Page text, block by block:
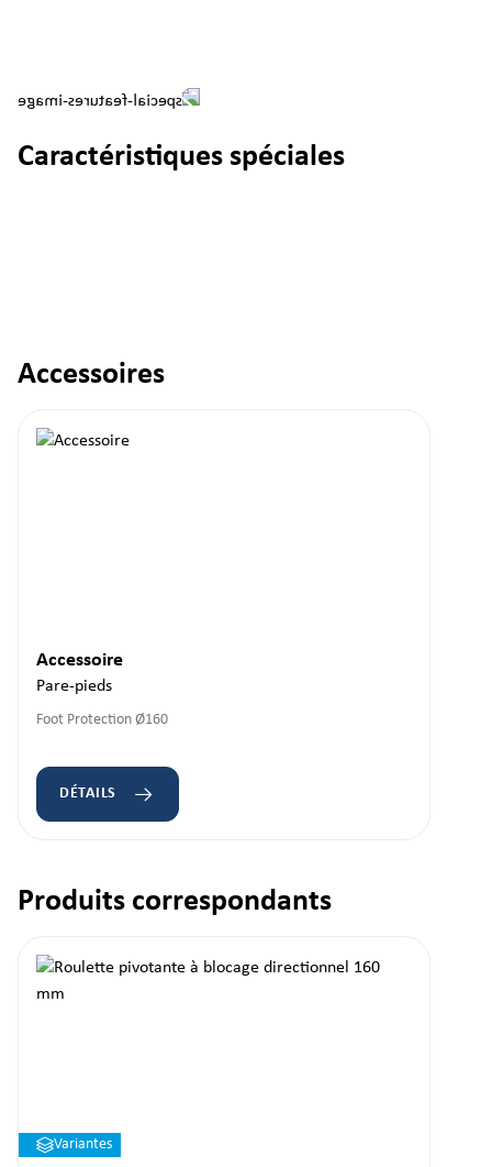
Caractéristiques spéciales
Ignorer la galerie de produits
Accessoires
Accessoire
Pare-pieds
Foot Protection Ø160
DÉTAILS
Ignorer la galerie de produits
Produits correspondants
Variantes